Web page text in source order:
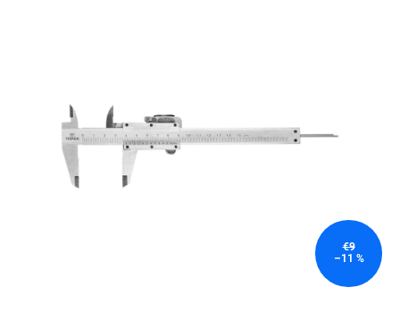
€9
–11 %